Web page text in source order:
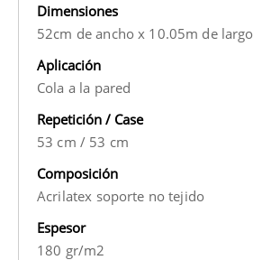
Dimensiones
52cm de ancho x 10.05m de largo
Aplicación
Cola a la pared
Repetición / Case
53 cm / 53 cm
Composición
Acrilatex soporte no tejido
Espesor
180 gr/m2